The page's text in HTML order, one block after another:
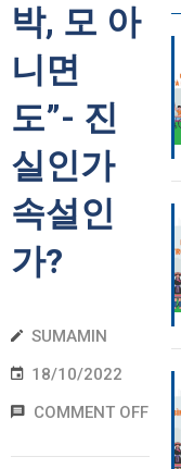
박, 모 아
니면
도”- 진
실인가
속설인
가?
SUMAMIN
18/10/2022
COMMENT OFF